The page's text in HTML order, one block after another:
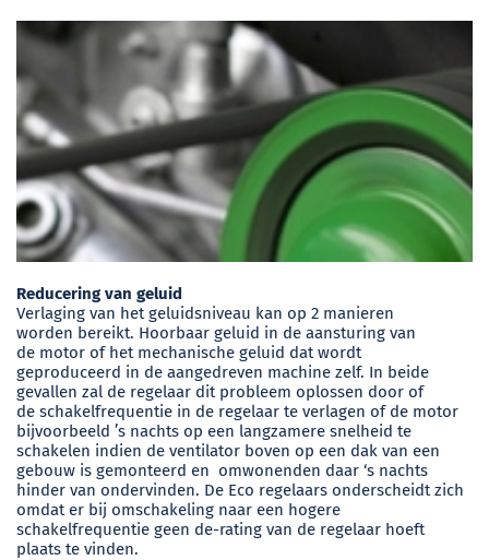
Reducering van geluid
Verlaging van het geluidsniveau kan op 2 manieren
worden bereikt. Hoorbaar geluid in de aansturing van
de motor of het mechanische geluid dat wordt
geproduceerd in de aangedreven machine zelf. In beide
gevallen zal de regelaar dit probleem oplossen door of
de schakelfrequentie in de regelaar te verlagen of de motor
bijvoorbeeld ’s nachts op een langzamere snelheid te
schakelen indien de ventilator boven op een dak van een
gebouw is gemonteerd en omwonenden daar ‘s nachts
hinder van ondervinden. De Eco regelaars onderscheidt zich
omdat er bij omschakeling naar een hogere
schakelfrequentie geen de-rating van de regelaar hoeft
plaats te vinden.